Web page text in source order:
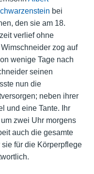
bei
den sie am 18.
verlief ohne
zog auf
wenige Tage nach
seinen
nun die
neben ihrer
und eine Tante. Ihr
zwei Uhr morgens
auch die gesamte
für die Körperpflege